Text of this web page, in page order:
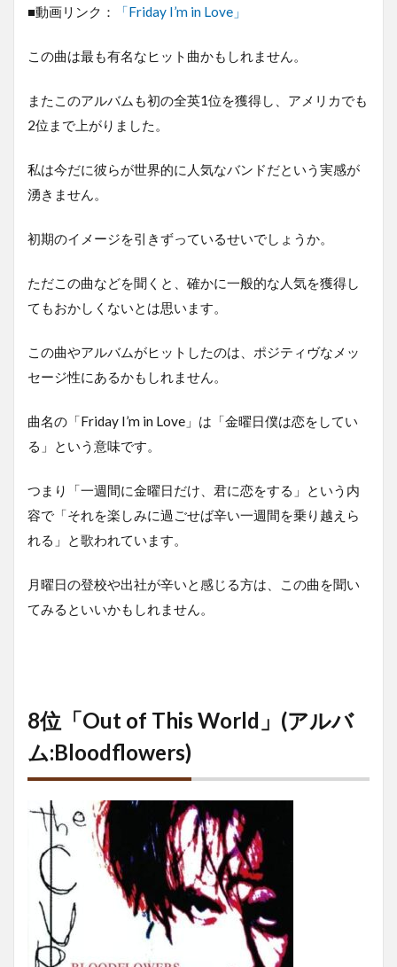
■動画リンク： 「Friday I’m in Love」
この曲は最も有名なヒット曲かもしれません。
またこのアルバムも初の全英1位を獲得し、アメリカでも
2位まで上がりました。
私は今だに彼らが世界的に人気なバンドだという実感が
湧きません。
初期のイメージを引きずっているせいでしょうか。
ただこの曲などを聞くと、確かに一般的な人気を獲得し
てもおかしくないとは思います。
この曲やアルバムがヒットしたのは、ポジティヴなメッ
セージ性にあるかもしれません。
曲名の「Friday I’m in Love」は「金曜日僕は恋をしてい
る」という意味です。
つまり「一週間に金曜日だけ、君に恋をする」という内
容で「それを楽しみに過ごせば辛い一週間を乗り越えら
れる」と歌われています。
月曜日の登校や出社が辛いと感じる方は、この曲を聞い
てみるといいかもしれません。
8位「Out of This World」(アルバ
ム:Bloodflowers)